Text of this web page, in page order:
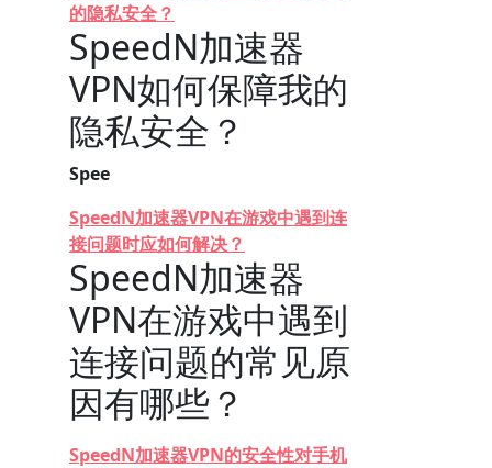
的隐私安全？
SpeedN加速器
VPN如何保障我的
隐私安全？
Spee
SpeedN加速器VPN在游戏中遇到连
接问题时应如何解决？
SpeedN加速器
VPN在游戏中遇到
连接问题的常见原
因有哪些？
SpeedN加速器VPN的安全性对手机